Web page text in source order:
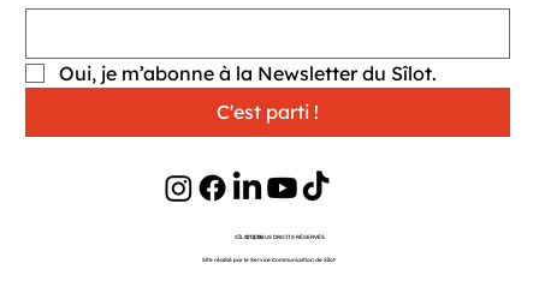
Site réalisé par le Service Communication de Sîlot
© 2026
SÎLOT | TOUS DROITS RÉSERVÉS
Oui, je m’abonne à la Newsletter du Sîlot.
C'est parti !